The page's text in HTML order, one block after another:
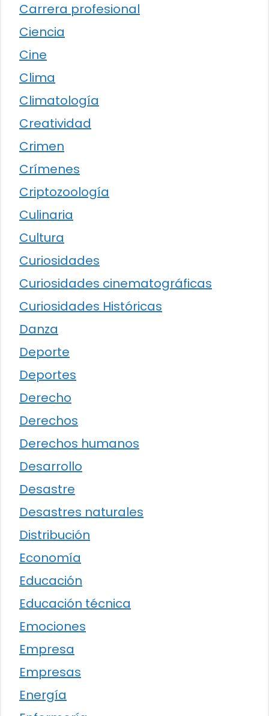
Carrera profesional
Ciencia
Cine
Clima
Climatología
Creatividad
Crimen
Crímenes
Criptozoología
Culinaria
Cultura
Curiosidades
Curiosidades cinematográficas
Curiosidades Históricas
Danza
Deporte
Deportes
Derecho
Derechos
Derechos humanos
Desarrollo
Desastre
Desastres naturales
Distribución
Economía
Educación
Educación técnica
Emociones
Empresa
Empresas
Energía